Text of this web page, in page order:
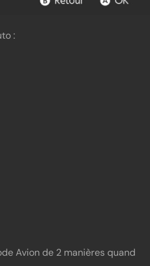
:
Avion de 2 manières quand